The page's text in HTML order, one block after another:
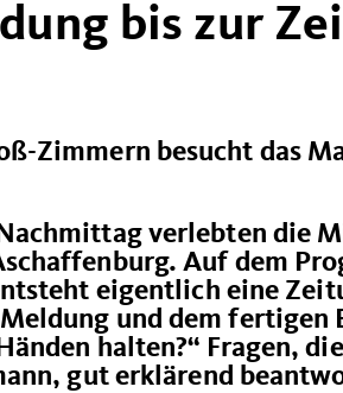
bis zur
Zimmern besucht das
verlebten die
Auf dem
eigentlich eine
und dem fertigen
halten?“ Fragen,
gut erklärend